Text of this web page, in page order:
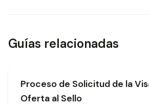
Guías relacionadas
Proceso de Solicitud de la
Oferta al Sello